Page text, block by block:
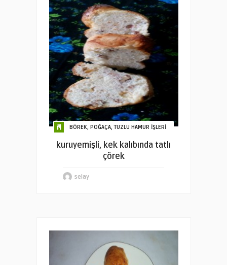
BÖREK, POĞAÇA, TUZLU HAMUR İŞLERİ
kuruyemişli, kek kalıbında tatlı
çörek
selay